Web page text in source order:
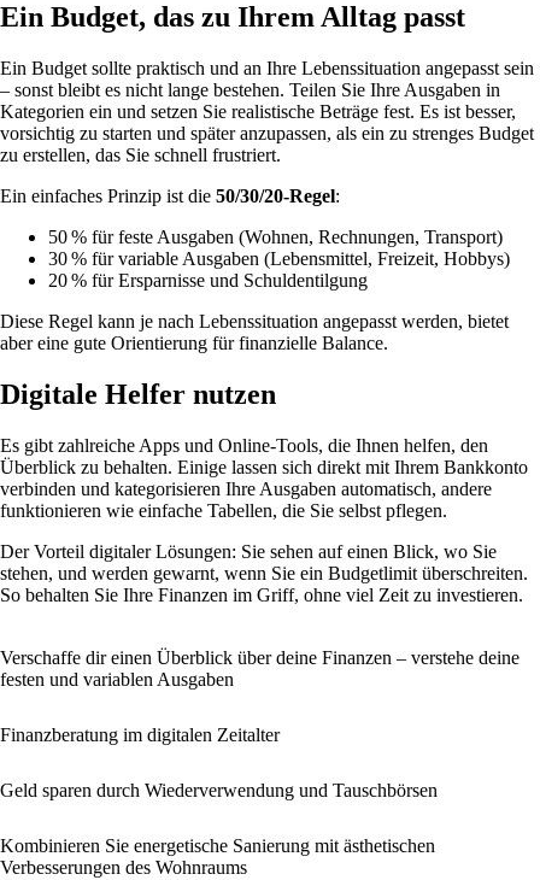
Ein Budget, das zu Ihrem Alltag passt
Ein Budget sollte praktisch und an Ihre Lebenssituation angepasst sein
– sonst bleibt es nicht lange bestehen. Teilen Sie Ihre Ausgaben in
Kategorien ein und setzen Sie realistische Beträge fest. Es ist besser,
vorsichtig zu starten und später anzupassen, als ein zu strenges Budget
zu erstellen, das Sie schnell frustriert.
Ein einfaches Prinzip ist die 50/30/20-Regel:
50 % für feste Ausgaben (Wohnen, Rechnungen, Transport)
30 % für variable Ausgaben (Lebensmittel, Freizeit, Hobbys)
20 % für Ersparnisse und Schuldentilgung
Diese Regel kann je nach Lebenssituation angepasst werden, bietet
aber eine gute Orientierung für finanzielle Balance.
Digitale Helfer nutzen
Es gibt zahlreiche Apps und Online-Tools, die Ihnen helfen, den
Überblick zu behalten. Einige lassen sich direkt mit Ihrem Bankkonto
verbinden und kategorisieren Ihre Ausgaben automatisch, andere
funktionieren wie einfache Tabellen, die Sie selbst pflegen.
Der Vorteil digitaler Lösungen: Sie sehen auf einen Blick, wo Sie
stehen, und werden gewarnt, wenn Sie ein Budgetlimit überschreiten.
So behalten Sie Ihre Finanzen im Griff, ohne viel Zeit zu investieren.
Verschaffe dir einen Überblick über deine Finanzen – verstehe deine
festen und variablen Ausgaben
Finanzberatung im digitalen Zeitalter
Geld sparen durch Wiederverwendung und Tauschbörsen
Kombinieren Sie energetische Sanierung mit ästhetischen
Verbesserungen des Wohnraums